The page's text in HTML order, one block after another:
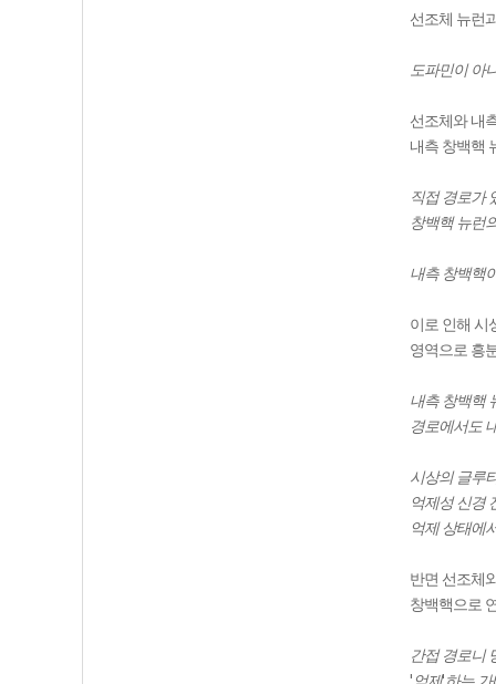
선조체 뉴런
도파민이 아
선조체와 내
내측 창백핵
직접 경로가
창백핵 뉴런
내측 창백핵
이로 인해 시
영역으로 흥
내측 창백핵
경로에서도
시상의 글루
억제성 신경
억제 상태에
반면 선조체
창백핵으로
간접 경로니